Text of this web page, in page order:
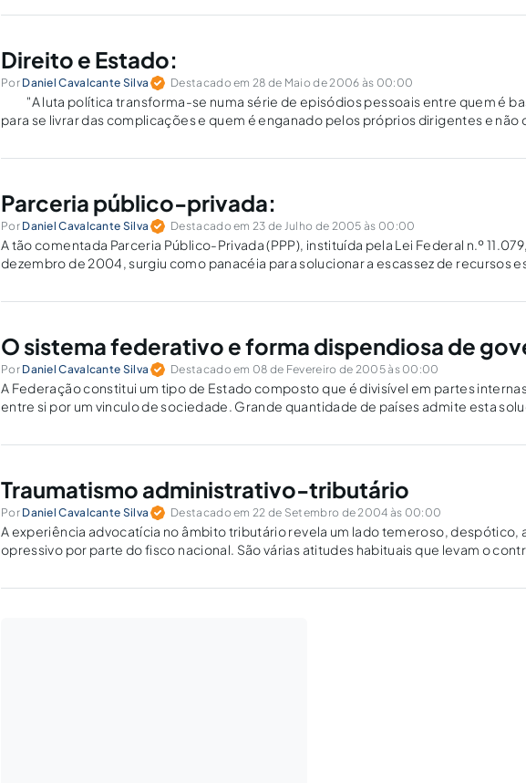
Direito e Estado:
Por Daniel Cavalcante Silva Destacado em 28 de Maio de 2006 às 00:00
"A luta política transforma-se numa série de episódios pessoais entre quem é
para se livrar das complicações e quem é enganado pelos próprios dirigentes e não
Parceria público-privada:
Por Daniel Cavalcante Silva Destacado em 23 de Julho de 2005 às 00:00
A tão comentada Parceria Público-Privada (PPP), instituída pela Lei Federal n.º
dezembro de 2004, surgiu como panacéia para solucionar a escassez de recursos
O sistema federativo e forma dispendiosa de
Por Daniel Cavalcante Silva Destacado em 08 de Fevereiro de 2005 às 00:00
A Federação constitui um tipo de Estado composto que é divisível em partes
entre si por um vinculo de sociedade. Grande quantidade de países admite esta
Traumatismo administrativo-tributário
Por Daniel Cavalcante Silva Destacado em 22 de Setembro de 2004 às 00:00
A experiência advocatícia no âmbito tributário revela um lado temeroso, despótico,
opressivo por parte do fisco nacional. São várias atitudes habituais que levam o